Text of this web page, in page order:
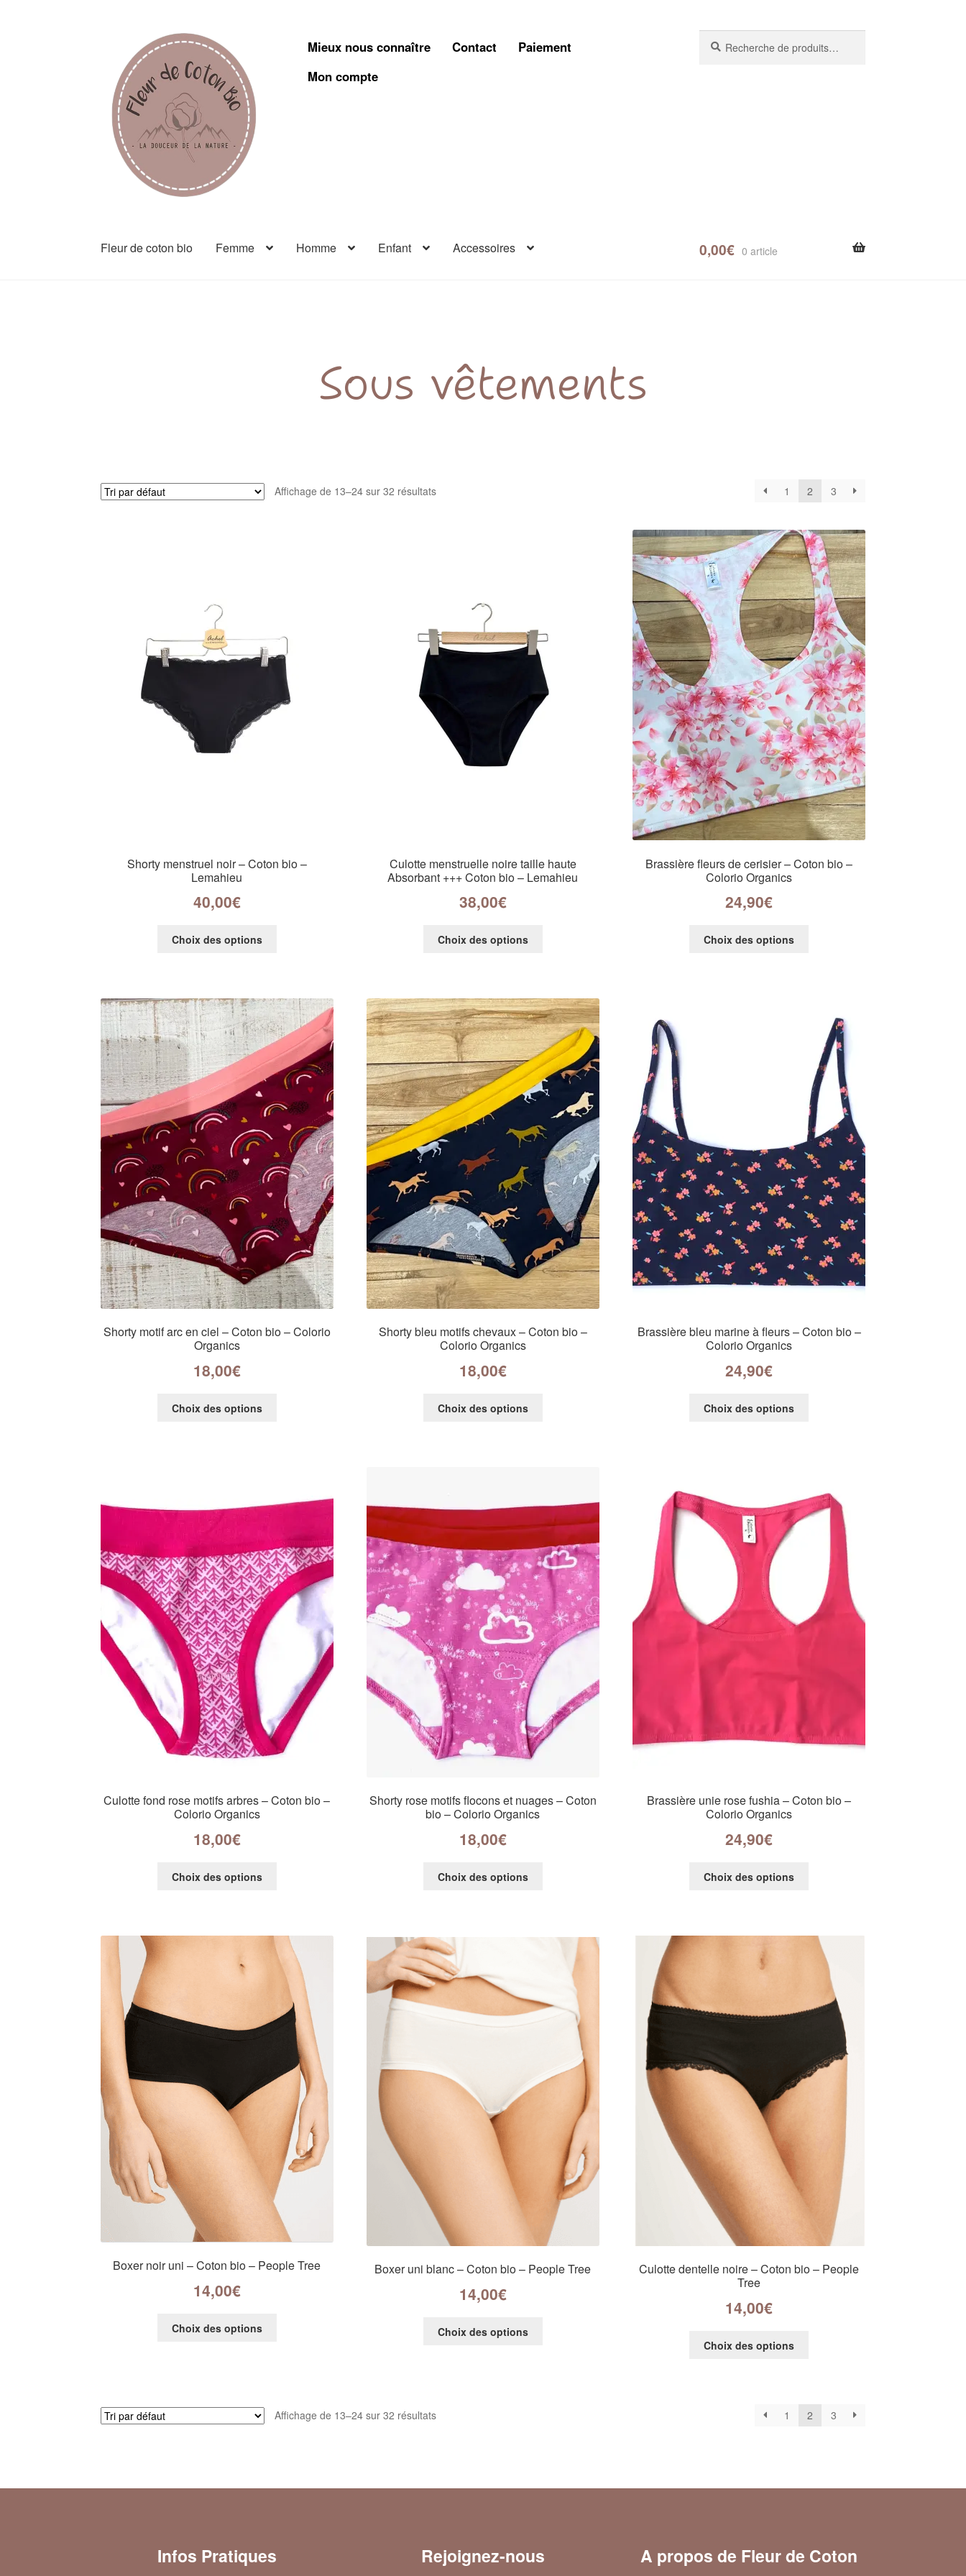
Mieux nous connaître Contact
Paiement
Mon compte
Fleur de coton bio Femme Homme Enfant Accessoires 0,00€ 0 article
Sous vêtements
Affichage de 13–24 sur 32 résultats 1 2 3
Shorty menstruel noir – Coton bio –
Lemahieu
40,00€
Choix des options
Culotte menstruelle noire taille haute
Absorbant +++ Coton bio – Lemahieu
38,00€
Choix des options
Brassière fleurs de cerisier – Coton bio –
Colorio Organics
24,90€
Choix des options
Shorty motif arc en ciel – Coton bio – Colorio
Organics
18,00€
Choix des options
Shorty bleu motifs chevaux – Coton bio –
Colorio Organics
18,00€
Choix des options
Brassière bleu marine à fleurs – Coton bio –
Colorio Organics
24,90€
Choix des options
Culotte fond rose motifs arbres – Coton bio –
Colorio Organics
18,00€
Choix des options
Shorty rose motifs flocons et nuages – Coton
bio – Colorio Organics
18,00€
Choix des options
Brassière unie rose fushia – Coton bio –
Colorio Organics
24,90€
Choix des options
Boxer noir uni – Coton bio – People Tree
14,00€
Choix des options
Boxer uni blanc – Coton bio – People Tree
14,00€
Choix des options
Culotte dentelle noire – Coton bio – People
Tree
14,00€
Choix des options
Affichage de 13–24 sur 32 résultats 1 2 3
Infos Pratiques Rejoignez-nous
A propos de Fleur de Coton